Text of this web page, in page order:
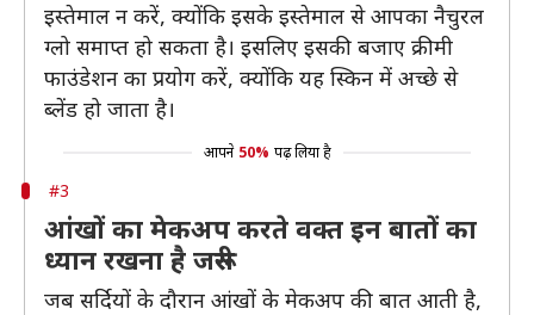
इस्तेमाल न करें, क्योंकि इसके इस्तेमाल से आपका नैचुरल
ग्लो समाप्त हो सकता है। इसलिए इसकी बजाए क्रीमी
फाउंडेशन का प्रयोग करें, क्योंकि यह स्किन में अच्छे से
ब्लेंड हो जाता है।
आपने 50% पढ़ लिया है
#3
आंखों का मेकअप करते वक्त इन बातों का
ध्यान रखना है जरूरी
जब सर्दियों के दौरान आंखों के मेकअप की बात आती है,